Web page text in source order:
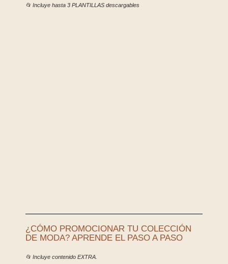
📂 Incluye hasta 3 PLANTILLAS descargables
¿CÓMO PROMOCIONAR TU COLECCIÓN
DE MODA? APRENDE EL PASO A PASO
📂 Incluye contenido EXTRA.